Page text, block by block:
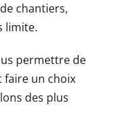
chantiers,
limite.
permettre de
un choix
des plus